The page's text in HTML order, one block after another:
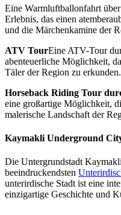
Eine Warmluftballonfahrt
Erlebnis, das einen
und die Märchenkamine der
ATV TourEine ATV-Tour
abenteuerliche Möglichkeit,
Täler der Region zu erkunden.
Horseback Riding Tour
eine großartige Möglichkeit,
malerische Landschaft der
Kaymakli Underground
Die Untergrundstadt
beeindruckendsten
unterirdische Stadt ist eine
einzigartige Geschichte und